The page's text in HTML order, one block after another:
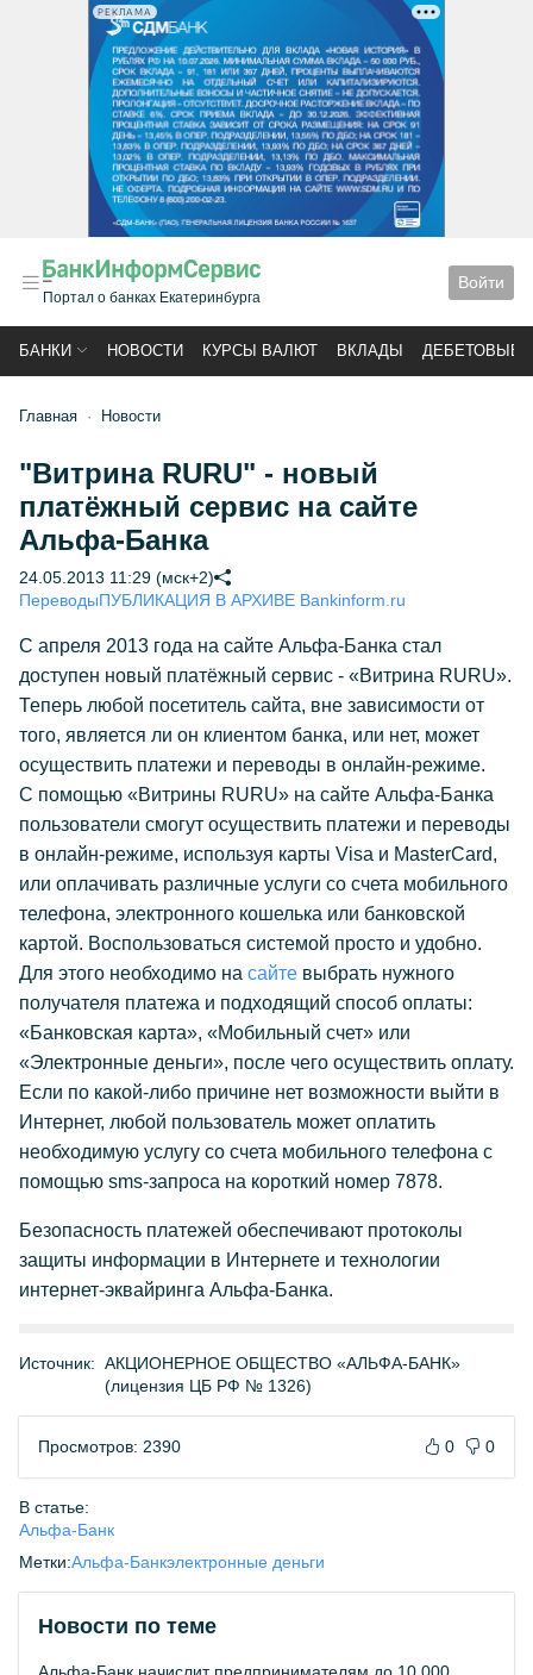
РЕКЛАМА
Портал о банках Екатеринбурга
Войти
БАНКИ НОВОСТИ КУРСЫ ВАЛЮТ ВКЛАДЫ ДЕБЕТОВЫЕ
Главная Новости
"Витрина RURU" - новый
платёжный сервис на сайте
Альфа-Банка
24.05.2013 11:29 (мск+2)
ПереводыПУБЛИКАЦИЯ В АРХИВЕ Bankinform.ru
С апреля 2013 года на сайте Альфа-Банка стал
доступен новый платёжный сервис - «Витрина RURU».
Теперь любой посетитель сайта, вне зависимости от
того, является ли он клиентом банка, или нет, может
осуществить платежи и переводы в онлайн-режиме.
С помощью «Витрины RURU» на сайте Альфа-Банка
пользователи смогут осуществить платежи и переводы
в онлайн-режиме, используя карты Visa и MasterCard,
или оплачивать различные услуги со счета мобильного
телефона, электронного кошелька или банковской
картой. Воспользоваться системой просто и удобно.
Для этого необходимо на сайте выбрать нужного
получателя платежа и подходящий способ оплаты:
«Банковская карта», «Мобильный счет» или
«Электронные деньги», после чего осуществить оплату.
Если по какой-либо причине нет возможности выйти в
Интернет, любой пользователь может оплатить
необходимую услугу со счета мобильного телефона с
помощью sms-запроса на короткий номер 7878.
Безопасность платежей обеспечивают протоколы
защиты информации в Интернете и технологии
интернет-эквайринга Альфа-Банка.
Источник: АКЦИОНЕРНОЕ ОБЩЕСТВО «АЛЬФА-БАНК»
(лицензия ЦБ РФ № 1326)
Просмотров: 2390 0 0
В статье:
Альфа-Банк
Метки:Альфа-Банкэлектронные деньги
Новости по теме